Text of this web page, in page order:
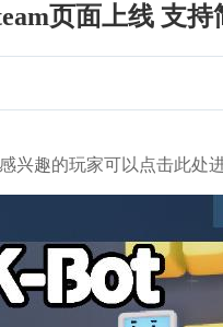
页面上线 支持
兴趣的玩家可以点击此处